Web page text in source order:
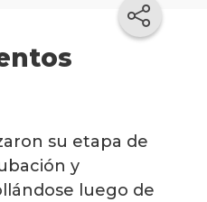
su etapa de
y
luego de